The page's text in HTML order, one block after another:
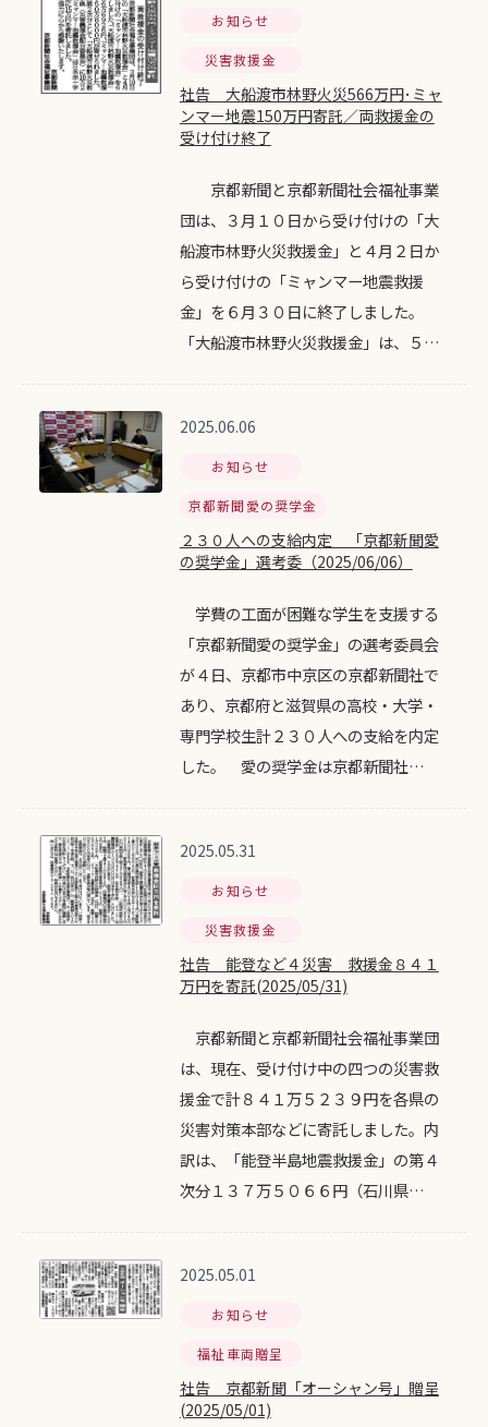
お知らせ
災害救援金
社告 大船渡市林野火災566万円･ミャ
ンマー地震150万円寄託／両救援金の
受け付け終了
京都新聞と京都新聞社会福祉事業
団は、３月１０日から受け付けの「大
船渡市林野火災救援金」と４月２日か
ら受け付けの「ミャンマー地震救援
金」を６月３０日に終了しました。
「大船渡市林野火災救援金」は、５…
2025.06.06
お知らせ
京都新聞愛の奨学金
２３０人への支給内定 「京都新聞愛
の奨学金」選考委（2025/06/06）
学費の工面が困難な学生を支援する
「京都新聞愛の奨学金」の選考委員会
が４日、京都市中京区の京都新聞社で
あり、京都府と滋賀県の高校・大学・
専門学校生計２３０人への支給を内定
した。 愛の奨学金は京都新聞社…
2025.05.31
お知らせ
災害救援金
社告 能登など４災害 救援金８４１
万円を寄託(2025/05/31)
京都新聞と京都新聞社会福祉事業団
は、現在、受け付け中の四つの災害救
援金で計８４１万５２３９円を各県の
災害対策本部などに寄託しました。内
訳は、「能登半島地震救援金」の第４
次分１３７万５０６６円（石川県…
2025.05.01
お知らせ
福祉車両贈呈
社告 京都新聞「オーシャン号」贈呈
(2025/05/01)